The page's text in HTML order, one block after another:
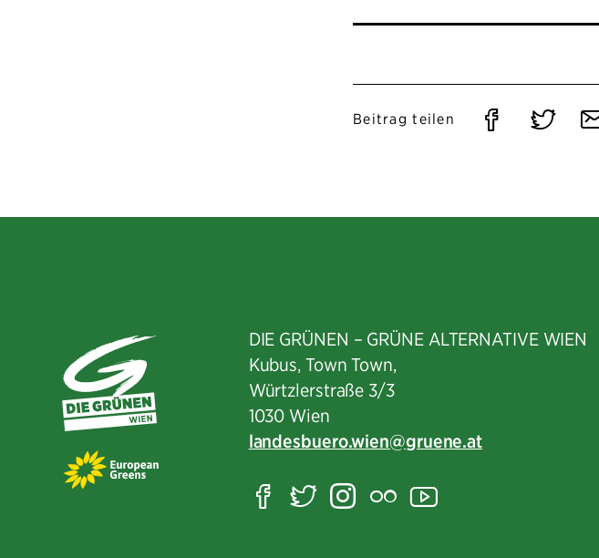
Beitrag teilen
Auf Auf
DIE GRÜNEN – GRÜNE ALTERNATIVE WIEN
Kubus, Town Town,
Würtzlerstraße 3/3​
1030 Wien
landesbuero.wien
gruene.at
Facebook
TwitterInstagram
FlickrYouTube